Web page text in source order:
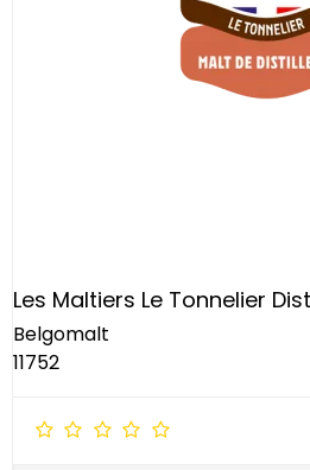
Les Maltiers Le Tonnelier
Belgomalt
11752